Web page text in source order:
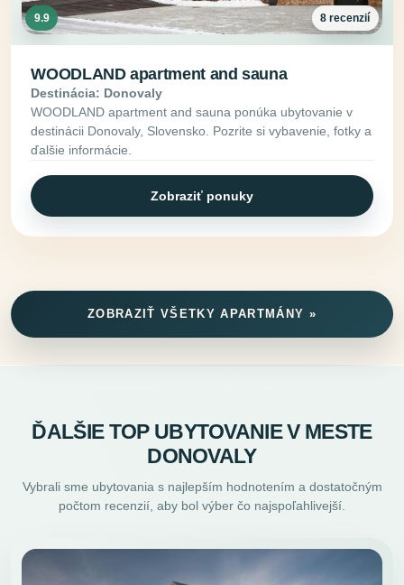
9.9 8 recenzií
WOODLAND apartment and sauna
Destinácia: Donovaly
WOODLAND apartment and sauna ponúka ubytovanie v
destinácii Donovaly, Slovensko. Pozrite si vybavenie, fotky a
ďalšie informácie.
Zobraziť ponuky
ZOBRAZIŤ VŠETKY APARTMÁNY »
ĎALŠIE TOP UBYTOVANIE V MESTE
DONOVALY
Vybrali sme ubytovania s najlepším hodnotením a dostatočným
počtom recenzií, aby bol výber čo najspoľahlivejší.